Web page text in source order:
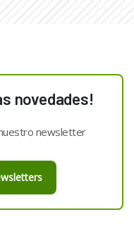
novedades!
newsletter